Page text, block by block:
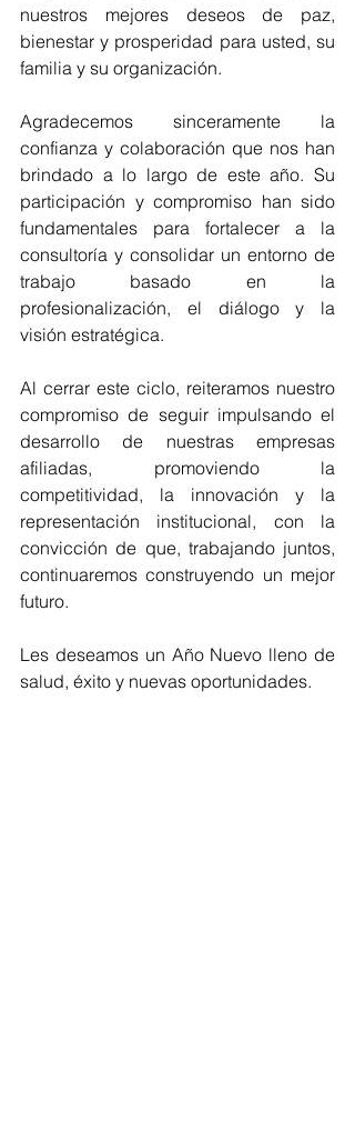
nuestros mejores deseos de paz,
bienestar y prosperidad para usted, su
familia y su organización.
Agradecemos sinceramente la
confianza y colaboración que nos han
brindado a lo largo de este año. Su
participación y compromiso han sido
fundamentales para fortalecer a la
consultoría y consolidar un entorno de
trabajo basado en la
profesionalización, el diálogo y la
visión estratégica.
Al cerrar este ciclo, reiteramos nuestro
compromiso de seguir impulsando el
desarrollo de nuestras empresas
afiliadas, promoviendo la
competitividad, la innovación y la
representación institucional, con la
convicción de que, trabajando juntos,
continuaremos construyendo un mejor
futuro.
Les deseamos un Año Nuevo lleno de
salud, éxito y nuevas oportunidades.